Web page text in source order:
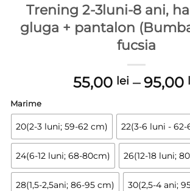
Trening 2-3luni-8 ani,
gluga + pantalon
fucsia
55,00 lei – 95,00
Marime
20(2-3 luni; 59-62 cm) 22(3-6 luni -
24(6-12 luni; 68-80cm) 26(12-18 luni;
28(1,5-2,5ani; 86-95 cm) 30(2,5-4 ani;